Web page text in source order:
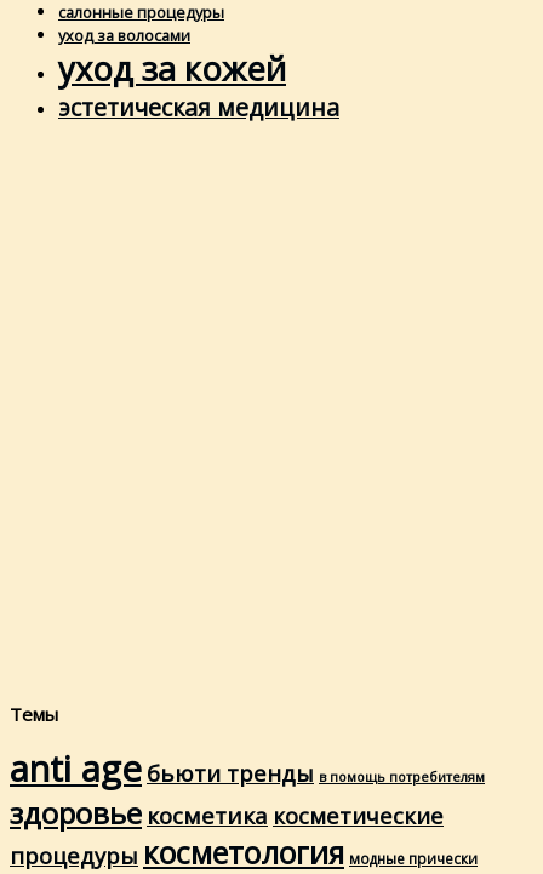
салонные процедуры
уход за волосами
уход за кожей
эстетическая медицина
Темы
anti age бьюти тренды в помощь потребителям
здоровье косметика косметические
процедуры косметология модные прически